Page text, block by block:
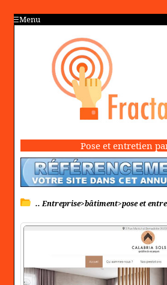
Menu
Pose et entretien
.. Entreprise>bâtiment>pose et